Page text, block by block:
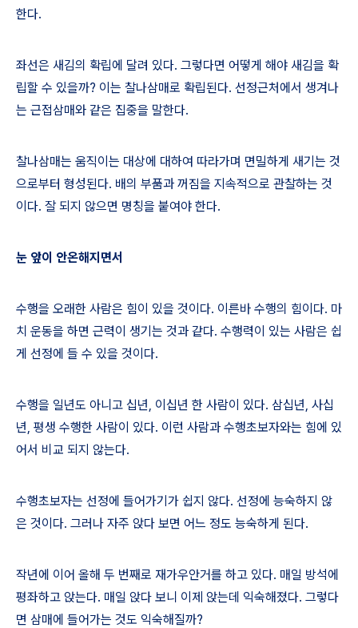
한다.
좌선은 새김의 확립에 달려 있다. 그렇다면 어떻게 해야 새김을 확
립할 수 있을까? 이는 찰나삼매로 확립된다. 선정근처에서 생겨나
는 근접삼매와 같은 집중을 말한다.
찰나삼매는 움직이는 대상에 대하여 따라가며 면밀하게 새기는 것
으로부터 형성된다. 배의 부품과 꺼짐을 지속적으로 관찰하는 것
이다. 잘 되지 않으면 명칭을 붙여야 한다.
눈 앞이 안온해지면서
수행을 오래한 사람은 힘이 있을 것이다. 이른바 수행의 힘이다. 마
치 운동을 하면 근력이 생기는 것과 같다. 수행력이 있는 사람은 쉽
게 선정에 들 수 있을 것이다.
수행을 일년도 아니고 십년, 이십년 한 사람이 있다. 삼십년, 사십
년, 평생 수행한 사람이 있다. 이런 사람과 수행초보자와는 힘에 있
어서 비교 되지 않는다.
수행초보자는 선정에 들어가기가 쉽지 않다. 선정에 능숙하지 않
은 것이다. 그러나 자주 앉다 보면 어느 정도 능숙하게 된다.
작년에 이어 올해 두 번째로 재가우안거를 하고 있다. 매일 방석에
평좌하고 앉는다. 매일 앉다 보니 이제 앉는데 익숙해졌다. 그렇다
면 삼매에 들어가는 것도 익숙해질까?